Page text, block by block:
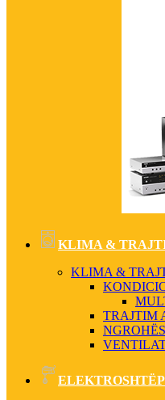
KLIMA &
KLIMA &
TRAJTIM